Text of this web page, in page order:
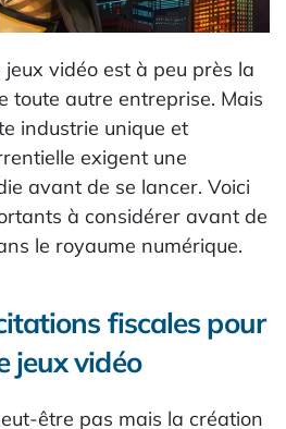
vidéo est à peu près la
toute autre entreprise. Mais
industrie unique et
exigent une
avant de se lancer. Voici
à considérer avant de
le royaume numérique.
fiscales pour
jeux vidéo
être pas mais la création